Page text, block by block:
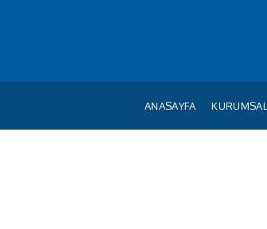
ANASAYFA KURUMSAL